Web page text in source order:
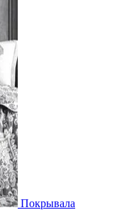
Покрывала